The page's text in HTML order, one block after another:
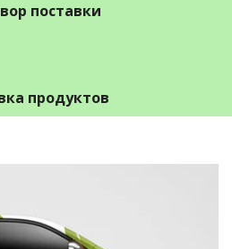
поставки
продуктов